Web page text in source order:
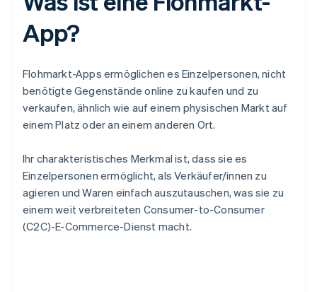
App?
Flohmarkt-Apps ermöglichen es Einzelpersonen, nicht
benötigte Gegenstände online zu kaufen und zu
verkaufen, ähnlich wie auf einem physischen Markt auf
einem Platz oder an einem anderen Ort.
Ihr charakteristisches Merkmal ist, dass sie es
Einzelpersonen ermöglicht, als Verkäufer/innen zu
agieren und Waren einfach auszutauschen, was sie zu
einem weit verbreiteten Consumer-to-Consumer
(C2C)-E-Commerce-Dienst macht.